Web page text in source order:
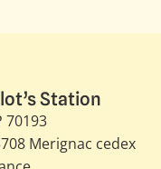
Station
70193
Merignac cedex